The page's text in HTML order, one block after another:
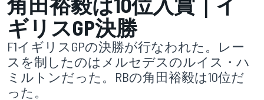
ギリスGP決勝
F1イギリスGPの決勝が行なわれた。レー
スを制したのはメルセデスのルイス・ハ
ミルトンだった。RBの角田裕毅は10位だ
った。